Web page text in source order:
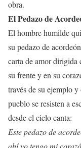
obra.
El Pedazo de
El hombre humilde
su pedazo de
carta de amor dirigida
su frente y en su
través de su ejemplo
pueblo se resisten a
desde el cielo canta:
Este pedazo de
ahí yo tengo mi